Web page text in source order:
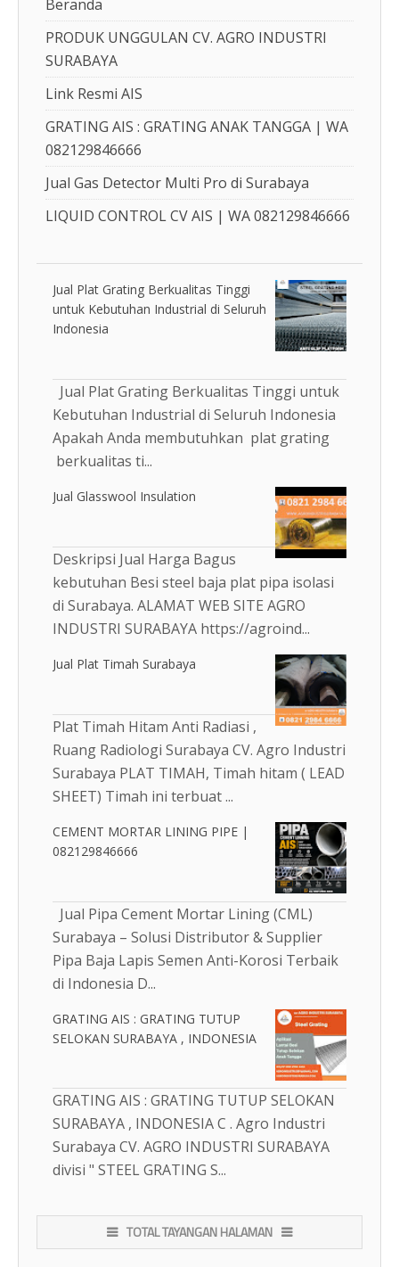
Beranda
PRODUK UNGGULAN CV. AGRO INDUSTRI
SURABAYA
Link Resmi AIS
GRATING AIS : GRATING ANAK TANGGA | WA
082129846666
Jual Gas Detector Multi Pro di Surabaya
LIQUID CONTROL CV AIS | WA 082129846666
Jual Plat Grating Berkualitas Tinggi
untuk Kebutuhan Industrial di Seluruh
Indonesia
Jual Plat Grating Berkualitas Tinggi untuk
Kebutuhan Industrial di Seluruh Indonesia
Apakah Anda membutuhkan plat grating
berkualitas ti...
Jual Glasswool Insulation
Deskripsi Jual Harga Bagus
kebutuhan Besi steel baja plat pipa isolasi
di Surabaya. ALAMAT WEB SITE AGRO
INDUSTRI SURABAYA https://agroind...
Jual Plat Timah Surabaya
Plat Timah Hitam Anti Radiasi ,
Ruang Radiologi Surabaya CV. Agro Industri
Surabaya PLAT TIMAH, Timah hitam ( LEAD
SHEET) Timah ini terbuat ...
CEMENT MORTAR LINING PIPE |
082129846666
Jual Pipa Cement Mortar Lining (CML)
Surabaya – Solusi Distributor & Supplier
Pipa Baja Lapis Semen Anti-Korosi Terbaik
di Indonesia D...
GRATING AIS : GRATING TUTUP
SELOKAN SURABAYA , INDONESIA
GRATING AIS : GRATING TUTUP SELOKAN
SURABAYA , INDONESIA C . Agro Industri
Surabaya CV. AGRO INDUSTRI SURABAYA
divisi " STEEL GRATING S...
TOTAL TAYANGAN HALAMAN